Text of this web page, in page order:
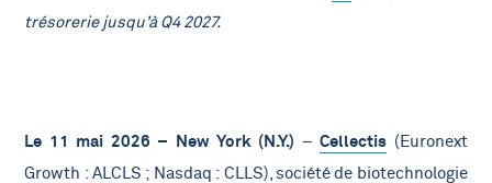
trésorerie jusqu’à Q4 2027.
Le 11 mai 2026 – New York (N.Y.) –Cellectis (Euronext
Growth : ALCLS ; Nasdaq : CLLS), société de biotechnologie